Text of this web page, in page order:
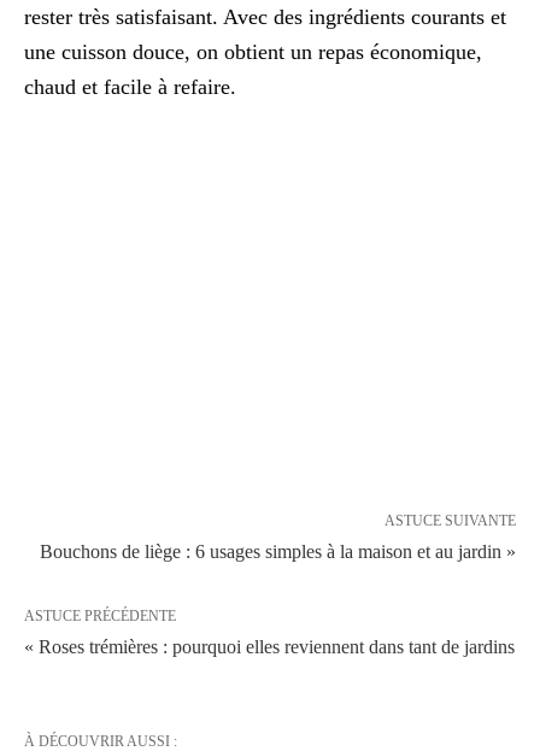
rester très satisfaisant. Avec des ingrédients courants et
une cuisson douce, on obtient un repas économique,
chaud et facile à refaire.
ASTUCE SUIVANTE
Bouchons de liège : 6 usages simples à la maison et au jardin »
ASTUCE PRÉCÉDENTE
« Roses trémières : pourquoi elles reviennent dans tant de jardins
À DÉCOUVRIR AUSSI :